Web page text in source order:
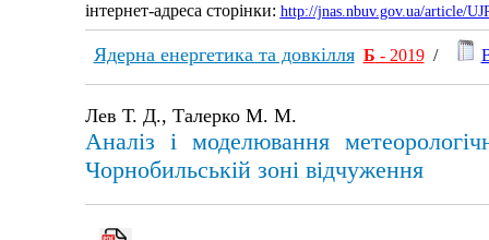
інтернет-адреса сторінки: http://jnas.nbuv.gov.ua/article/
Ядерна енергетика та довкілля Б - 2019/
Лев Т. Д., Талерко М. М.
Аналіз і моделювання
Чорнобильській зоні відчуження